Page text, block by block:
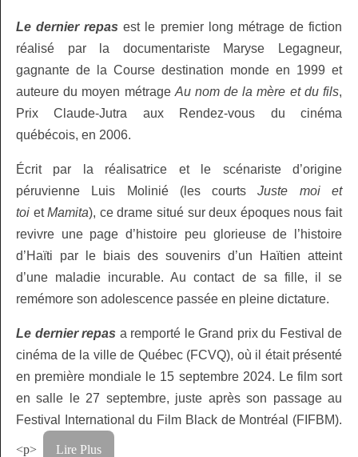
Le dernier repas est le premier long métrage de fiction
réalisé par la documentariste Maryse Legagneur,
gagnante de la Course destination monde en 1999 et
auteure du moyen métrage Au nom de la mère et du fils,
Prix Claude-Jutra aux Rendez-vous du cinéma
québécois, en 2006.
Écrit par la réalisatrice et le scénariste d’origine
péruvienne Luis Molinié (les courtsJuste moi et
toi etMamita), ce drame situé sur deux époques nous fait
revivre une page d’histoire peu glorieuse de l’histoire
d’Haïti par le biais des souvenirs d’un Haïtien atteint
d’une maladie incurable. Au contact de sa fille, il se
remémore son adolescence passée en pleine dictature.
Le dernier repas a remporté le Grand prix du Festival de
cinéma de la ville de Québec (FCVQ), où il était présenté
en première mondiale le 15 septembre 2024. Le film sort
en salle le 27 septembre, juste après son passage au
Festival International du Film Black de Montréal (FIFBM).
<p> Lire Plus